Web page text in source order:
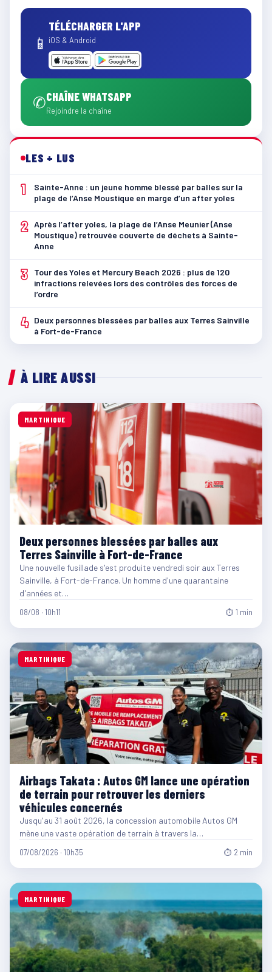
📱
TÉLÉCHARGER L'APP
iOS & Android
✆CHAÎNE WHATSAPP
Rejoindre la chaîne
LES + LUS
1
Sainte-Anne : un jeune homme blessé par balles sur la
plage de l’Anse Moustique en marge d’un after yoles
2 Après l’after yoles, la plage de l’Anse Meunier (Anse
Moustique) retrouvée couverte de déchets à Sainte-
Anne
3
Tour des Yoles et Mercury Beach 2026 : plus de 120
infractions relevées lors des contrôles des forces de
l’ordre
4 Deux personnes blessées par balles aux Terres Sainville
à Fort-de-France
À LIRE AUSSI
MARTINIQUE
Deux personnes blessées par balles aux
Terres Sainville à Fort-de-France
Une nouvelle fusillade s'est produite vendredi soir aux Terres
Sainville, à Fort-de-France. Un homme d'une quarantaine
d'années et…
08/08 · 10h11 ⏱ 1 min
MARTINIQUE
Airbags Takata : Autos GM lance une opération
de terrain pour retrouver les derniers
véhicules concernés
Jusqu'au 31 août 2026, la concession automobile Autos GM
mène une vaste opération de terrain à travers la…
07/08/2026 · 10h35 ⏱ 2 min
MARTINIQUE